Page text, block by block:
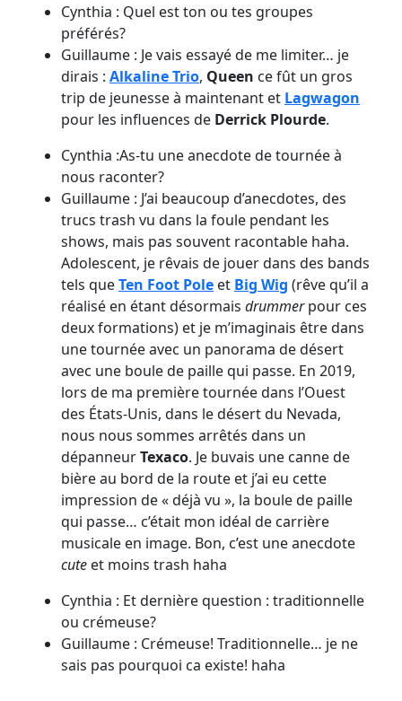
Cynthia : Quel est ton ou tes groupes
préférés?
Guillaume : Je vais essayé de me limiter… je
dirais : Alkaline Trio, Queen ce fût un gros
trip de jeunesse à maintenant et Lagwagon
pour les influences de Derrick Plourde.
Cynthia :As-tu une anecdote de tournée à
nous raconter?
Guillaume : J’ai beaucoup d’anecdotes, des
trucs trash vu dans la foule pendant les
shows, mais pas souvent racontable haha.
Adolescent, je rêvais de jouer dans des bands
tels queTen Foot Pole et Big Wig (rêve qu’il a
réalisé en étant désormais drummerpour ces
deux formations) et je m’imaginais être dans
une tournée avec un panorama de désert
avec une boule de paille qui passe. En 2019,
lors de ma première tournée dans l’Ouest
des États-Unis, dans le désert du Nevada,
nous nous sommes arrêtés dans un
dépanneurTexaco. Je buvais une canne de
bière au bord de la route et j’ai eu cette
impression de « déjà vu », la boule de paille
qui passe… c’était mon idéal de carrière
musicale en image. Bon, c’est une anecdote
cute et moins trash haha
Cynthia : Et dernière question : traditionnelle
ou crémeuse?
Guillaume : Crémeuse! Traditionnelle… je ne
sais pas pourquoi ca existe! haha